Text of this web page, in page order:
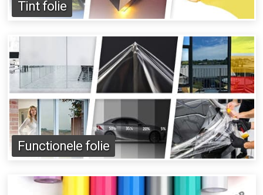
Tint folie
Functionele folie